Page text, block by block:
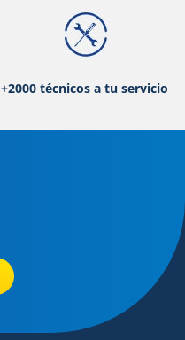
+2000 técnicos a tu servicio